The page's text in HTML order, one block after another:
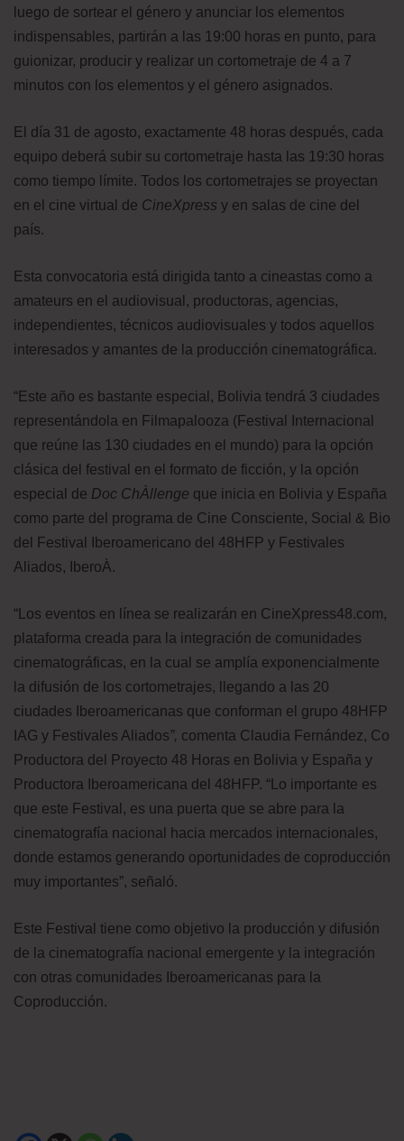
luego de sortear el género y anunciar los elementos
indispensables, partirán a las 19:00 horas en punto, para
guionizar, producir y realizar un cortometraje de 4 a 7
minutos con los elementos y el género asignados.
El día 31 de agosto, exactamente 48 horas después, cada
equipo deberá subir su cortometraje hasta las 19:30 horas
como tiempo límite. Todos los cortometrajes se proyectan
en el cine virtual de CineXpress y en salas de cine del
país.
Esta convocatoria está dirigida tanto a cineastas como a
amateurs en el audiovisual, productoras, agencias,
independientes, técnicos audiovisuales y todos aquellos
interesados y amantes de la producción cinematográfica.
“Este año es bastante especial, Bolivia tendrá 3 ciudades
representándola en Filmapalooza (Festival Internacional
que reúne las 130 ciudades en el mundo) para la opción
clásica del festival en el formato de ficción, y la opción
especial de Doc ChÀllenge que inicia en Bolivia y España
como parte del programa de Cine Consciente, Social & Bio
del Festival Iberoamericano del 48HFP y Festivales
Aliados, IberoÀ.
“Los eventos en línea se realizarán en CineXpress48.com,
plataforma creada para la integración de comunidades
cinematográficas, en la cual se amplía exponencialmente
la difusión de los cortometrajes, llegando a las 20
ciudades Iberoamericanas que conforman el grupo 48HFP
IAG y Festivales Aliados”, comenta Claudia Fernández, Co
Productora del Proyecto 48 Horas en Bolivia y España y
Productora Iberoamericana del 48HFP. “Lo importante es
que este Festival, es una puerta que se abre para la
cinematografía nacional hacia mercados internacionales,
donde estamos generando oportunidades de coproducción
muy importantes”, señaló.
Este Festival tiene como objetivo la producción y difusión
de la cinematografía nacional emergente y la integración
con otras comunidades Iberoamericanas para la
Coproducción.